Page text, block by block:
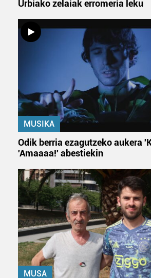
Webgune honek cookie propioak eta
fitxategiak erabiltzen ditu. Zure
zerbitzuak hobetzeko asmoz, cookie
baliatzen gara. Ohar hau onartuz gero,
erabiltzeko baimen esplizitua ematen
irakurri
Urbiako zelaiak erromeria leku
MUSIKA
Odik berria ezagutzeko aukera
'Amaaaa!' abestiekin
MUSA